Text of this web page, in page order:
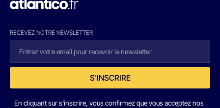
RECEVEZ NOTRE NEWSLETTER
S'INSCRIRE
En cliquant sur s'inscrire, vous confirmez que vous acceptez nos